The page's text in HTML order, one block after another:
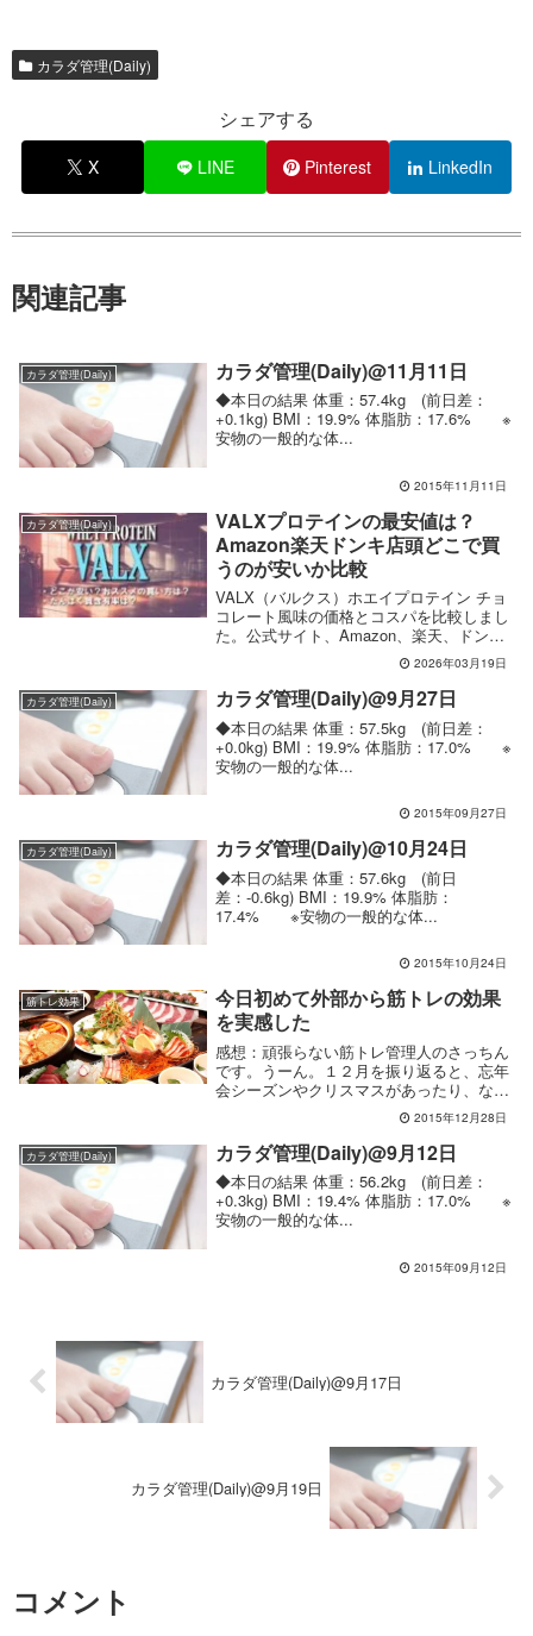
カラダ管理(Daily)
シェアする
X LINE Pinterest LinkedIn
関連記事
カラダ管理(Daily) カラダ管理(Daily)@11月11日
◆本日の結果 体重：57.4kg (前日差：
+0.1kg) BMI：19.9% 体脂肪：17.6% ※
安物の一般的な体...
2015年11月11日
カラダ管理(Daily)
VALXプロテインの最安値は？
Amazon楽天ドンキ店頭どこで買
うのが安いか比較
VALX（バルクス）ホエイプロテイン チョ
コレート風味の価格とコスパを比較しまし
た。公式サイト、Amazon、楽天、ドンキ
限定840gを1g単価・タンパク質1gあたり単
価で比較し、どこが安いかをわかりやすく
整理してみました。
2026年03月19日
カラダ管理(Daily) カラダ管理(Daily)@9月27日
◆本日の結果 体重：57.5kg (前日差：
+0.0kg) BMI：19.9% 体脂肪：17.0% ※
安物の一般的な体...
2015年09月27日
カラダ管理(Daily) カラダ管理(Daily)@10月24日
◆本日の結果 体重：57.6kg (前日
差：-0.6kg) BMI：19.9% 体脂肪：
17.4% ※安物の一般的な体...
2015年10月24日
筋トレ効果
今日初めて外部から筋トレの効果
を実感した
感想：頑張らない筋トレ管理人のさっちん
です。うーん。１２月を振り返ると、忘年
会シーズンやクリスマスがあったり、なん
2015年12月28日
カラダ管理(Daily) カラダ管理(Daily)@9月12日
◆本日の結果 体重：56.2kg (前日差：
+0.3kg) BMI：19.4% 体脂肪：17.0% ※
安物の一般的な体...
2015年09月12日
カラダ管理(Daily)@9月17日
カラダ管理(Daily)@9月19日
コメント